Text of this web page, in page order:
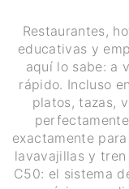
Restaurantes,
educativas y
aquí lo sabe: a
rápido. Incluso
platos, tazas,
exactamente
lavavajillas y
C50: el sistema